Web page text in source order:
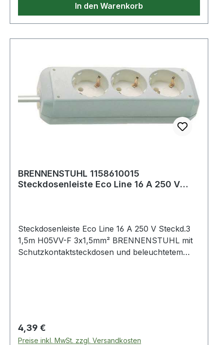
In den Warenkorb
BRENNENSTUHL 1158610015
Steckdosenleiste Eco Line 16 A 250 V
Steckdosenleiste Eco Line 16 A 250 V Steckd.3
1,5m H05VV-F 3x1,5mm² BRENNENSTUHL mit
Schutzkontaktsteckdosen und beleuchtetem
Regulärer Preis:
4,39 €
Preise inkl. MwSt. zzgl. Versandkosten